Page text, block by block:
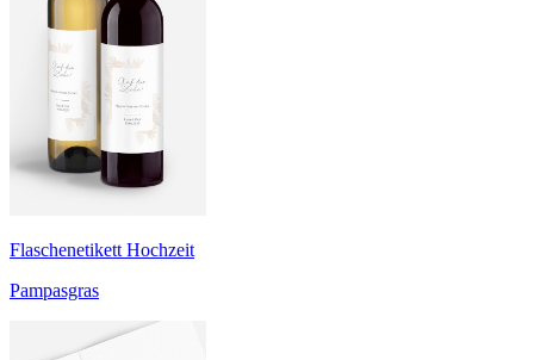
Flaschenetikett Hochzeit
Pampasgras